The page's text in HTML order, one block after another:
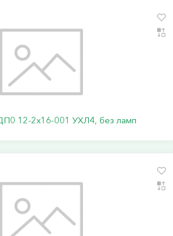
12-2х16-001 УХЛ4, без ламп